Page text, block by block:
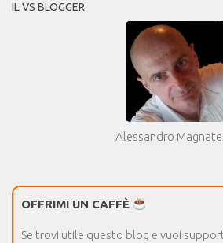
IL VS BLOGGER
Alessandro
OFFRIMI UN CAFFÈ
Se trovi utile questo blog e vuoi